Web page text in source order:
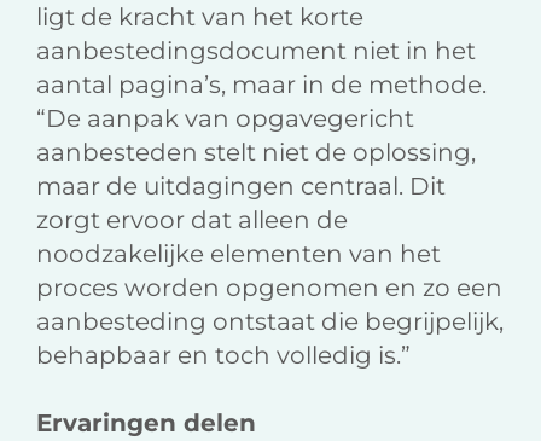
ligt de kracht van het korte
aanbestedingsdocument niet in het
aantal pagina’s, maar in de methode.
“De aanpak van opgavegericht
aanbesteden stelt niet de oplossing,
maar de uitdagingen centraal. Dit
zorgt ervoor dat alleen de
noodzakelijke elementen van het
proces worden opgenomen en zo een
aanbesteding ontstaat die begrijpelijk,
behapbaar en toch volledig is.”
Ervaringen delen